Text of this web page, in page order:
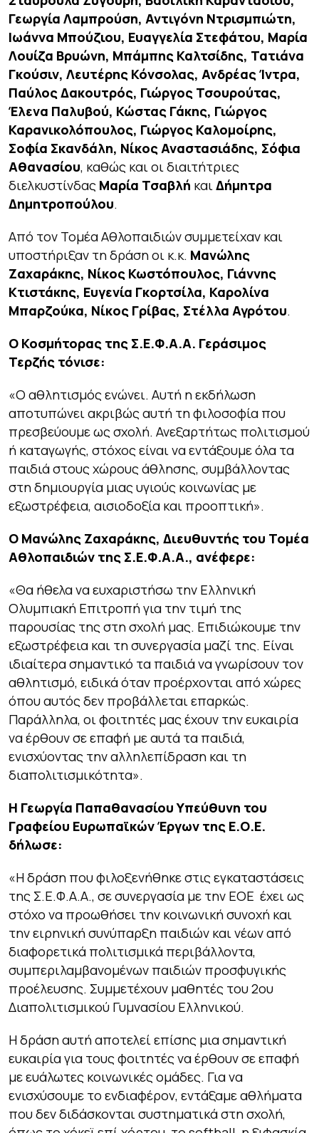
Γεωργία Λαμπρούση, Αντιγόνη Ντρισμπιώτη,
Ιωάννα Μπούζιου, Ευαγγελία Στεφάτου, Μαρία
Λουίζα Βρυώνη, Μπάμπης Καλτσίδης, Τατιάνα
Γκούσιν, Λευτέρης Κόνσολας, Ανδρέας Ίντρα,
Παύλος Δακουτρός, Γιώργος Τσουρούτας,
Έλενα Παλυβού, Κώστας Γάκης, Γιώργος
Καρανικολόπουλος, Γιώργος Καλομοίρης,
Σοφία Σκανδάλη, Νίκος Αναστασιάδης, Σόφια
Αθανασίου, καθώς και οι διαιτήτριες
διελκυστίνδας Μαρία Τσαβλή καιΔήμητρα
Δημητροπούλου.
Από τον Τομέα Αθλοπαιδιών συμμετείχαν και
υποστήριξαν τη δράση οι κ.κ. Μανώλης
Ζαχαράκης, Νίκος Κωστόπουλος, Γιάννης
Κτιστάκης, Ευγενία Γκορτσίλα, Καρολίνα
Μπαρζούκα, Νίκος Γρίβας, Στέλλα Αγρότου.
Ο Κοσμήτορας της Σ.Ε.Φ.Α.Α. Γεράσιμος
Τερζής τόνισε:
«Ο αθλητισμός ενώνει. Αυτή η εκδήλωση
αποτυπώνει ακριβώς αυτή τη φιλοσοφία που
πρεσβεύουμε ως σχολή. Ανεξαρτήτως πολιτισμού
ή καταγωγής, στόχος είναι να εντάξουμε όλα τα
παιδιά στους χώρους άθλησης, συμβάλλοντας
στη δημιουργία μιας υγιούς κοινωνίας με
εξωστρέφεια, αισιοδοξία και προοπτική».
Ο Μανώλης Ζαχαράκης, Διευθυντής του Τομέα
Αθλοπαιδιών της Σ.Ε.Φ.Α.Α., ανέφερε:
«Θα ήθελα να ευχαριστήσω την Ελληνική
Ολυμπιακή Επιτροπή για την τιμή της
παρουσίας της στη σχολή μας. Επιδιώκουμε την
εξωστρέφεια και τη συνεργασία μαζί της. Είναι
ιδιαίτερα σημαντικό τα παιδιά να γνωρίσουν τον
αθλητισμό, ειδικά όταν προέρχονται από χώρες
όπου αυτός δεν προβάλλεται επαρκώς.
Παράλληλα, οι φοιτητές μας έχουν την ευκαιρία
να έρθουν σε επαφή με αυτά τα παιδιά,
ενισχύοντας την αλληλεπίδραση και τη
διαπολιτισμικότητα».
Η Γεωργία Παπαθανασίου Υπεύθυνη του
Γραφείου Ευρωπαϊκών Έργων της Ε.Ο.Ε.
δήλωσε:
«Η δράση που φιλοξενήθηκε στις εγκαταστάσεις
της Σ.Ε.Φ.Α.Α., σε συνεργασία με την ΕΟΕ έχει ως
στόχο να προωθήσει την κοινωνική συνοχή και
την ειρηνική συνύπαρξη παιδιών και νέων από
διαφορετικά πολιτισμικά περιβάλλοντα,
συμπεριλαμβανομένων παιδιών προσφυγικής
προέλευσης. Συμμετέχουν μαθητές του 2ου
Διαπολιτισμικού Γυμνασίου Ελληνικού.
Η δράση αυτή αποτελεί επίσης μια σημαντική
ευκαιρία για τους φοιτητές να έρθουν σε επαφή
με ευάλωτες κοινωνικές ομάδες. Για να
ενισχύσουμε το ενδιαφέρον, εντάξαμε αθλήματα
που δεν διδάσκονται συστηματικά στη σχολή,